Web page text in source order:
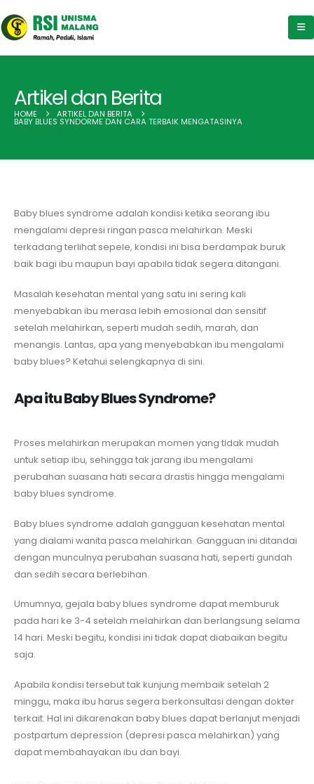
Artikel dan Berita
HOME ARTIKEL DAN BERITA
BABY BLUES SYNDORME DAN CARA TERBAIK MENGATASINYA
Baby blues syndrome adalah kondisi ketika seorang ibu
mengalami depresi ringan pasca melahirkan. Meski
terkadang terlihat sepele, kondisi ini bisa berdampak buruk
baik bagi ibu maupun bayi apabila tidak segera ditangani.
Masalah kesehatan mental yang satu ini sering kali
menyebabkan ibu merasa lebih emosional dan sensitif
setelah melahirkan, seperti mudah sedih, marah, dan
menangis. Lantas, apa yang menyebabkan ibu mengalami
baby blues? Ketahui selengkapnya di sini.
Apa itu Baby Blues Syndrome?
Proses melahirkan merupakan momen yang tidak mudah
untuk setiap ibu, sehingga tak jarang ibu mengalami
perubahan suasana hati secara drastis hingga mengalami
baby blues syndrome.
Baby blues syndrome adalah gangguan kesehatan mental
yang dialami wanita pasca melahirkan. Gangguan ini ditandai
dengan munculnya perubahan suasana hati, seperti gundah
dan sedih secara berlebihan.
Umumnya, gejala baby blues syndrome dapat memburuk
pada hari ke 3-4 setelah melahirkan dan berlangsung selama
14 hari. Meski begitu, kondisi ini tidak dapat diabaikan begitu
saja.
Apabila kondisi tersebut tak kunjung membaik setelah 2
minggu, maka ibu harus segera berkonsultasi dengan dokter
terkait. Hal ini dikarenakan baby blues dapat berlanjut menjadi
postpartum depression (depresi pasca melahirkan) yang
dapat membahayakan ibu dan bayi.